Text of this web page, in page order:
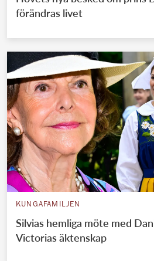
förändras livet
KUNGAFAMILJEN
Silvias hemliga möte med
Victorias äktenskap